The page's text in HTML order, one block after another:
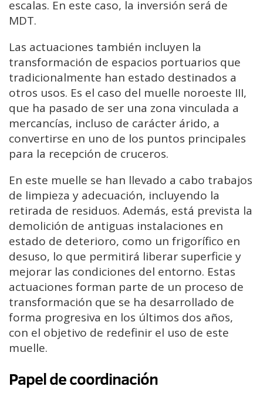
escalas. En este caso, la inversión será de
MDT.
Las actuaciones también incluyen la
transformación de espacios portuarios que
tradicionalmente han estado destinados a
otros usos. Es el caso del muelle noroeste III,
que ha pasado de ser una zona vinculada a
mercancías, incluso de carácter árido, a
convertirse en uno de los puntos principales
para la recepción de cruceros.
En este muelle se han llevado a cabo trabajos
de limpieza y adecuación, incluyendo la
retirada de residuos. Además, está prevista la
demolición de antiguas instalaciones en
estado de deterioro, como un frigorífico en
desuso, lo que permitirá liberar superficie y
mejorar las condiciones del entorno. Estas
actuaciones forman parte de un proceso de
transformación que se ha desarrollado de
forma progresiva en los últimos dos años,
con el objetivo de redefinir el uso de este
muelle.
Papel de coordinación